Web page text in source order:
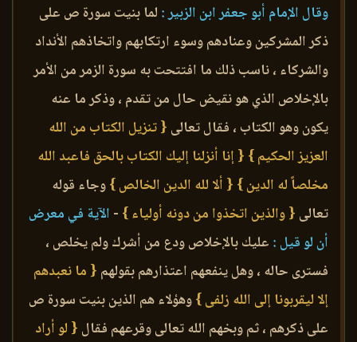
وقال الإمام أبو جعفر ابن الزبير : لما بنيت سورة ص على
ذكر المشركين وعنادهم وسوء ارتكابهم واتخاذهم الأنداد
والشركاء ، ناسب ذلك ما افتتحت به سورة الزمر من الأمر
بالإخلاص الذي هو نقيض حال من تقدم ، وذكر ما عنه
يكون وهو الكتاب ، فقال تعالى { تنزيل الكتاب من الله
العزيز الحكيم } { إنا أنزلنا إليك الكتاب بالحق فاعبد الله
مخلصاً له الدين } { ألا لله الدين الخالص }وجاء قوله
تعالى { والذين اتخذوا من دونه أولياء } - الآية في معرض
أن لو قيل : عليك بالإخلاص ودع من أشرك ولم يخلص ،
فسترى حاله ، وهل ينفعهم اعتذارهم بقولهم { ما نعبدهم
إلا ليقربونا إلى الله زلفى }وهؤلاء هم الذين بنيت سورة ص
على ذكرهم ، ثم وبخهم الله تعالى وقرعهم فقال { لو أراد